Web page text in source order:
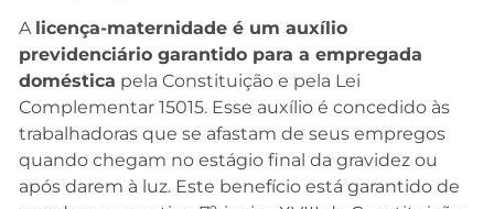
A licença-maternidade é um auxílio
previdenciário garantido para a empregada
doméstica pela Constituição e pela Lei
Complementar 15015. Esse auxílio é concedido às
trabalhadoras que se afastam de seus empregos
quando chegam no estágio final da gravidez ou
após darem à luz. Este benefício está garantido de